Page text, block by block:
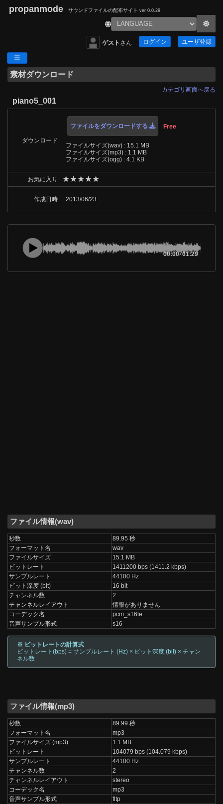
propanmode サウンドファイルの配布サイト ver 0.0.29
ゲスト さん ログイン ユーザ登録
素材ダウンロード
カテゴリ画面へ戻る
piano5_001
ダウンロード
ファイルをダウンロードする Free
ファイルサイズ(wav) : 15.1 MB
ファイルサイズ(mp3) : 1.1 MB
ファイルサイズ(ogg) : 4.1 KB
お気に入り ★★★★★
作成日時 2013/06/23
00:00/01:29
ファイル情報(wav)
秒数
89.95 秒
フォーマット名
wav
ファイルサイズ
15.1 MB
ビットレート
1411200 bps (1411.2 kbps)
サンプルレート
44100 Hz
ビット深度 (bit)
16 bit
チャンネル数
2
チャンネルレイアウト
情報がありません
コーデック名
pcm_s16le
音声サンプル形式
s16
※ ビットレートの計算式
ビットレート(bps) = サンプルレート (Hz) × ビット深度 (bit) × チャン
ネル数
ファイル情報(mp3)
秒数
89.99 秒
フォーマット名
mp3
ファイルサイズ (mp3)
1.1 MB
ビットレート
104079 bps (104.079 kbps)
サンプルレート
44100 Hz
チャンネル数
2
チャンネルレイアウト
stereo
コーデック名
mp3
音声サンプル形式
fltp